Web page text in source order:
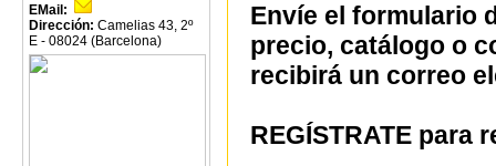
EMail:
Dirección: Camelias 43, 2º
E - 08024 (Barcelona)
Envíe el formulario
precio, catálogo o
recibirá un correo
REGÍSTRATE para